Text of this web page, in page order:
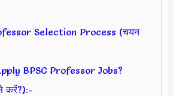
Selection Process (चयन
BPSC Professor Jobs?
करें?):-